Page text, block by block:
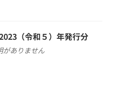
（令和５）年発行分
がありません